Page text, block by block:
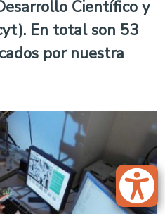
Científico y
En total son 53
por nuestra